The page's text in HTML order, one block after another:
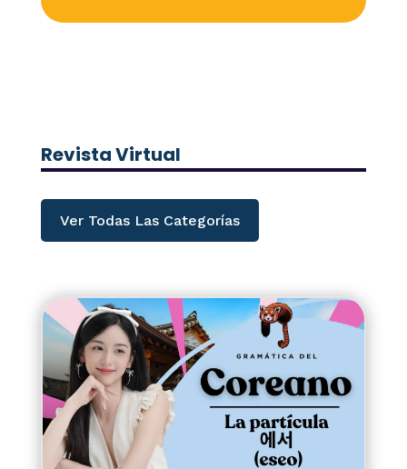
Revista Virtual
Ver Todas Las Categorías